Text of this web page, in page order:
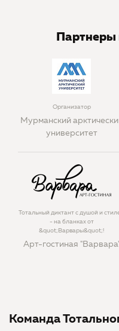
Партнеры
Организатор
Мурманский
университет
Тотальный диктант с душой и
- на бланках от
&quot;Варвары&quot;!
Арт-гостиная
Команда